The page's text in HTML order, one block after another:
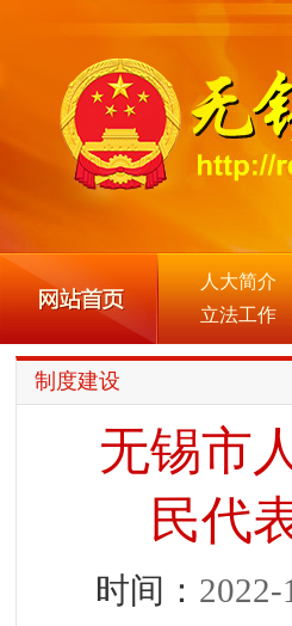
人大简介
立法工作
制度建设
无锡市
民代
时间： 2022-